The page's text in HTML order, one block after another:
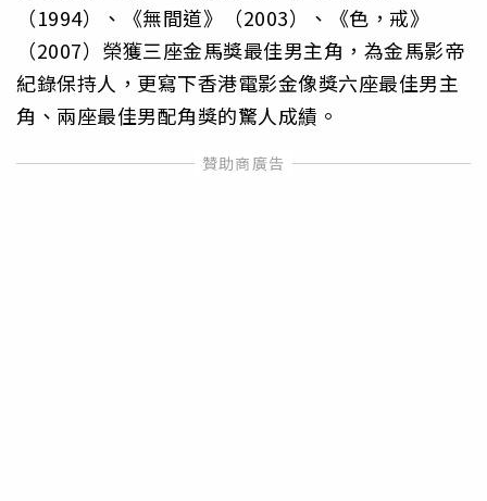
（1994）、《無間道》（2003）、《色，戒》
（2007）榮獲三座金馬獎最佳男主角，為金馬影帝
紀錄保持人，更寫下香港電影金像獎六座最佳男主
角、兩座最佳男配角獎的驚人成績。